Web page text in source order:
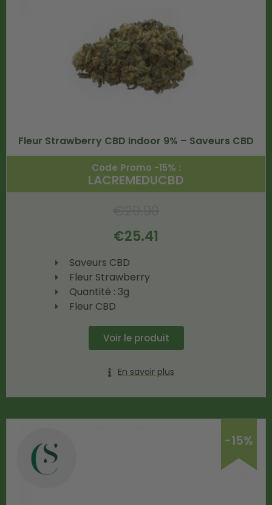
Fleur Strawberry CBD Indoor 9% – Saveurs CBD
Code Promo -15% :
LACREMEDUCBD
€25.41
Saveurs CBD
Fleur Strawberry
Quantité : 3g
Fleur CBD
Voir le produit
En savoir plus
-15%